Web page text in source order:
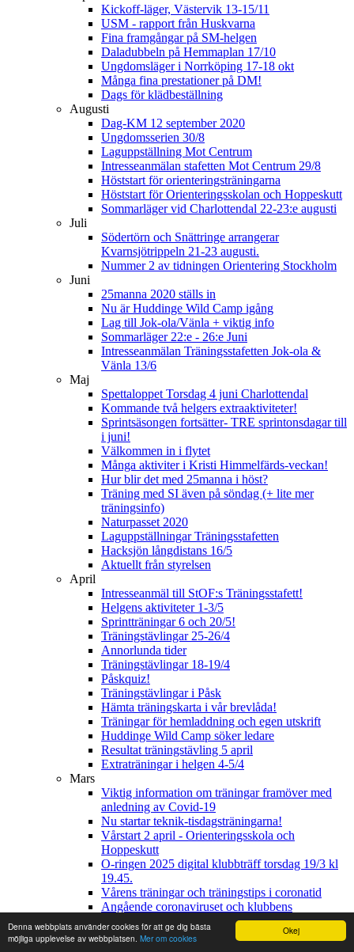
Okej
Denna webbplats använder cookies för att ge dig bästa
möjliga upplevelse av webbplatsen. Mer om cookies
Kickoff-läger, Västervik 13-15/11
USM - rapport från Huskvarna
Fina framgångar på SM-helgen
Daladubbeln på Hemmaplan 17/10
Ungdomsläger i Norrköping 17-18 okt
Många fina prestationer på DM!
Dags för klädbeställning
Augusti
Dag-KM 12 september 2020
Ungdomsserien 30/8
Laguppställning Mot Centrum
Intresseanmälan stafetten Mot Centrum 29/8
Höststart för orienteringsträningarna
Höststart för Orienteringsskolan och Hoppeskutt
Sommarläger vid Charlottendal 22-23:e augusti
Juli
Södertörn och Snättringe arrangerar
Kvarnsjötrippeln 21-23 augusti.
Nummer 2 av tidningen Orientering Stockholm
Juni
25manna 2020 ställs in
Nu är Huddinge Wild Camp igång
Lag till Jok-ola/Vänla + viktig info
Sommarläger 22:e - 26:e Juni
Intresseanmälan Träningsstafetten Jok-ola &
Vänla 13/6
Maj
Spettaloppet Torsdag 4 juni Charlottendal
Kommande två helgers extraaktiviteter!
Sprintsäsongen fortsätter- TRE sprintonsdagar till
i juni!
Välkommen in i flytet
Många aktiviter i Kristi Himmelfärds-veckan!
Hur blir det med 25manna i höst?
Träning med SI även på söndag (+ lite mer
träningsinfo)
Naturpasset 2020
Laguppställningar Träningsstafetten
Hacksjön långdistans 16/5
Aktuellt från styrelsen
April
Intresseanmäl till StOF:s Träningsstafett!
Helgens aktiviteter 1-3/5
Sprintträningar 6 och 20/5!
Träningstävlingar 25-26/4
Annorlunda tider
Träningstävlingar 18-19/4
Påskquiz!
Träningstävlingar i Påsk
Hämta träningskarta i vår brevlåda!
Träningar för hemladdning och egen utskrift
Huddinge Wild Camp söker ledare
Resultat träningstävling 5 april
Extraträningar i helgen 4-5/4
Mars
Viktig information om träningar framöver med
anledning av Covid-19
Nu startar teknik-tisdagsträningarna!
Vårstart 2 april - Orienteringsskola och
Hoppeskutt
O-ringen 2025 digital klubbträff torsdag 19/3 kl
19.45.
Vårens träningar och träningstips i coronatid
Angående coronaviruset och klubbens
verksamhet
Påskresa Nyköping